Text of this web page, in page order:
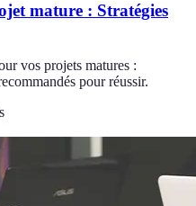
mature : Stratégies
vos projets matures :
pour réussir.